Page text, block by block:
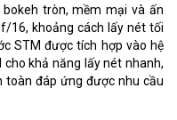
tròn, mềm mại và ấn
16, khoảng cách lấy nét tối
STM được tích hợp vào hệ
khả năng lấy nét nhanh,
toàn đáp ứng được nhu cầu